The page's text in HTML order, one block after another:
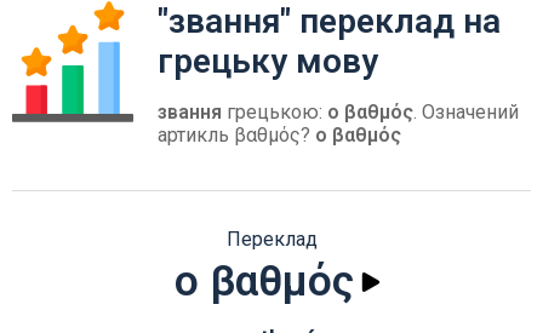
"звання" переклад на
грецьку мову
звання грецькою: ο βαθμός. Означений
артикль βαθμός? ο βαθμός
Переклад
ο βαθμός